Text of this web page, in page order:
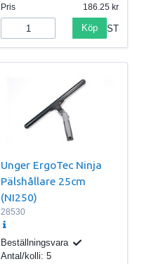
Pris
186.25
Köp ST
Unger ErgoTec Ninja
Pälshållare 25cm
(NI250)
28530
Beställningsvara
Antal/kolli: 5